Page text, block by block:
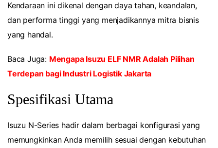
Kendaraan ini dikenal dengan daya tahan, keandalan,
dan performa tinggi yang menjadikannya mitra bisnis
yang handal.
Baca Juga: Mengapa Isuzu ELF NMR Adalah Pilihan
Terdepan bagi Industri Logistik Jakarta
Spesifikasi Utama
Isuzu N-Series hadir dalam berbagai konfigurasi yang
memungkinkan Anda memilih sesuai dengan kebutuhan